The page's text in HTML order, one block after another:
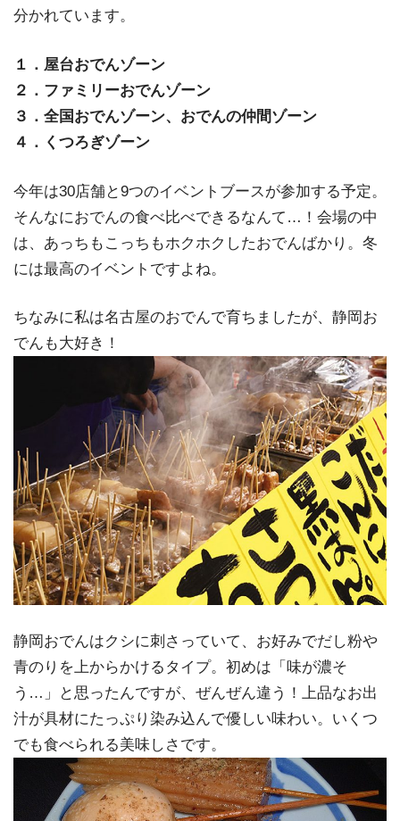
分かれています。
１．屋台おでんゾーン
２．ファミリーおでんゾーン
３．全国おでんゾーン、おでんの仲間ゾーン
４．くつろぎゾーン
今年は30店舗と9つのイベントブースが参加する予定。
そんなにおでんの食べ比べできるなんて…！会場の中
は、あっちもこっちもホクホクしたおでんばかり。冬
には最高のイベントですよね。
ちなみに私は名古屋のおでんで育ちましたが、静岡お
でんも大好き！
静岡おでんはクシに刺さっていて、お好みでだし粉や
青のりを上からかけるタイプ。初めは「味が濃そ
う…」と思ったんですが、ぜんぜん違う！上品なお出
汁が具材にたっぷり染み込んで優しい味わい。いくつ
でも食べられる美味しさです。